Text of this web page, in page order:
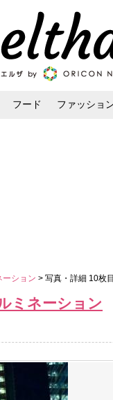
フード ファッショ
ション > 写真・詳細 10枚目
ミネーション